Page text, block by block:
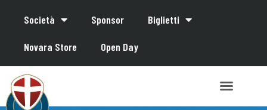
Società Sponsor Biglietti
Novara Store Open Day